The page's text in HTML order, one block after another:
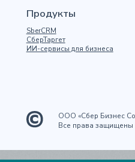
Продукты
SberCRM
СберТаргет
ИИ-сервисы для бизнеса
ООО «Сбер Бизнес
Все права защищены